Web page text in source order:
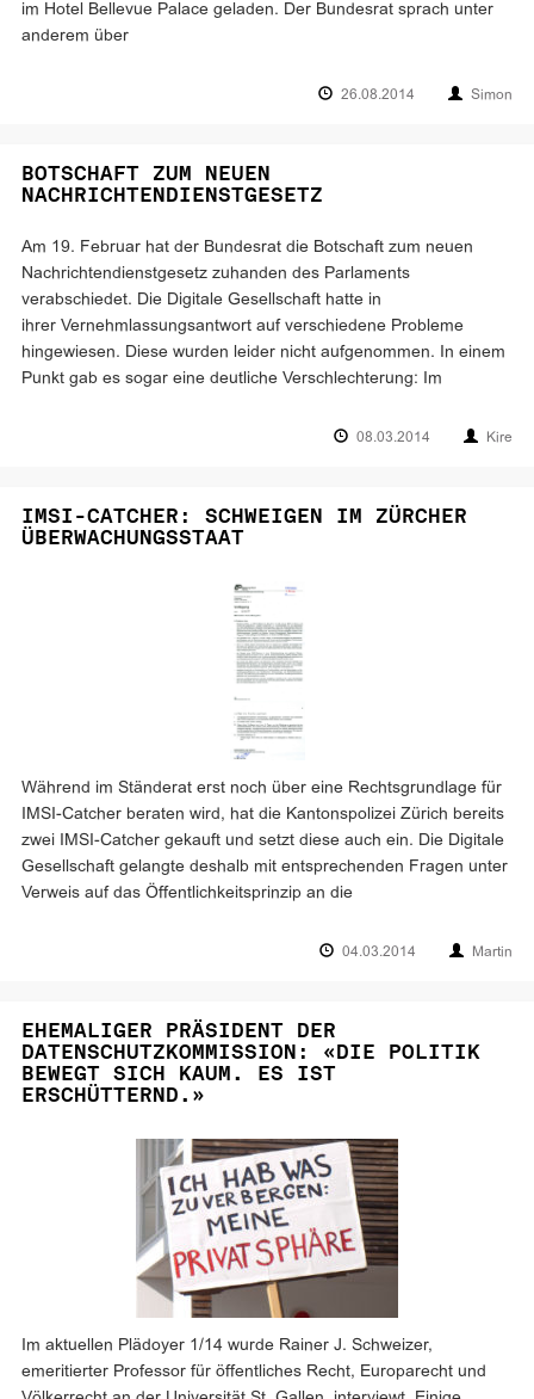
im Hotel Bellevue Palace geladen. Der Bundesrat sprach unter
anderem über
26.08.2014 Simon
BOTSCHAFT ZUM NEUEN
NACHRICHTENDIENSTGESETZ
Am 19. Februar hat der Bundesrat die Botschaft zum neuen
Nachrichtendienstgesetz zuhanden des Parlaments
verabschiedet. Die Digitale Gesellschaft hatte in
ihrer Vernehmlassungsantwort auf verschiedene Probleme
hingewiesen. Diese wurden leider nicht aufgenommen. In einem
Punkt gab es sogar eine deutliche Verschlechterung: Im
08.03.2014 Kire
IMSI-CATCHER: SCHWEIGEN IM ZÜRCHER
ÜBERWACHUNGSSTAAT
Während im Ständerat erst noch über eine Rechtsgrundlage für
IMSI-Catcher beraten wird, hat die Kantonspolizei Zürich bereits
zwei IMSI-Catcher gekauft und setzt diese auch ein. Die Digitale
Gesellschaft gelangte deshalb mit entsprechenden Fragen unter
Verweis auf das Öffentlichkeitsprinzip an die
04.03.2014 Martin
EHEMALIGER PRÄSIDENT DER
DATENSCHUTZKOMMISSION: «DIE POLITIK
BEWEGT SICH KAUM. ES IST
ERSCHÜTTERND.»
Im aktuellen Plädoyer 1/14 wurde Rainer J. Schweizer,
emeritierter Professor für öffentliches Recht, Europarecht und